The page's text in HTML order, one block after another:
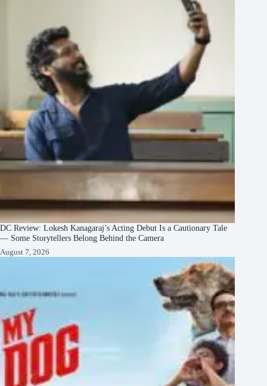
DC Review: Lokesh Kanagaraj’s Acting Debut Is a Cautionary Tale
— Some Storytellers Belong Behind the Camera
August 7, 2026